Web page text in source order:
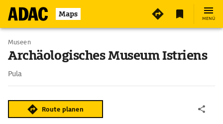
Maps MENÜ
Museen
Archäologisches Museum Istriens
Pula
Route planen